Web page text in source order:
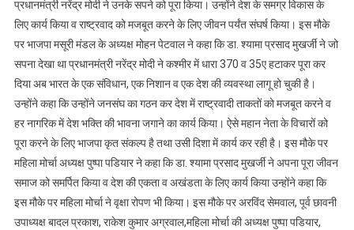
प्रधानमंत्री नरेंद्र मोदी ने उनके सपने को पूरा किया। उन्होंने देश के समग्र विकास के
लिए कार्य किया व राष्ट्रवाद को मजबूत करने के लिए जीवन पर्यंत संघर्ष किया। इस मौके
पर भाजपा मसूरी मंडल के अध्यक्ष मोहन पेटवाल ने कहा कि डा. श्यामा प्रसाद मुखर्जी ने जो
सपना देखा था प्रधानमंत्री नरेंद्र मोदी ने कश्मीर में धारा 370 व 35ए हटाकर पूरा कर
दिया अब भारत के एक संविधान, एक निशान व एक देश की व्यवस्था लागू हो चुकी है।
उन्होंने कहा कि उन्होंने जनसंघ का गठन कर देश में राष्ट्रवादी ताकतों को मजबूत करने व
हर नागरिक में देश भक्ति की भावना जगाने का कार्य किया। ऐसे महान नेता के विचारों को
पूरा करने के लिए भाजपा कृत संकल्प है तथा उसी दिशा में कार्य कर रही है। इस मौके पर
महिला मोर्चा अध्यक्ष पुष्पा पडियार ने कहा कि डा. श्यामा प्रसाद मुखर्जी ने अपना पूरा जीवन
समाज को समर्पित किया व देश की एकता व अखंडता के लिए कार्य किया उन्होंने कहा कि
इस मौके पर महिला मोर्चा ने वृक्षा रोपण भी किया। इस मौके पर अरविंद सेमवाल, पूर्व छावनी
उपाध्यक्ष बादल प्रकाश, राकेश कुमार अग्रवाल,महिला मोर्चा की अध्यक्ष पुष्पा पडियार,